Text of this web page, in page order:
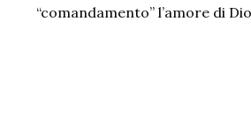
“comandamento” l’amore di